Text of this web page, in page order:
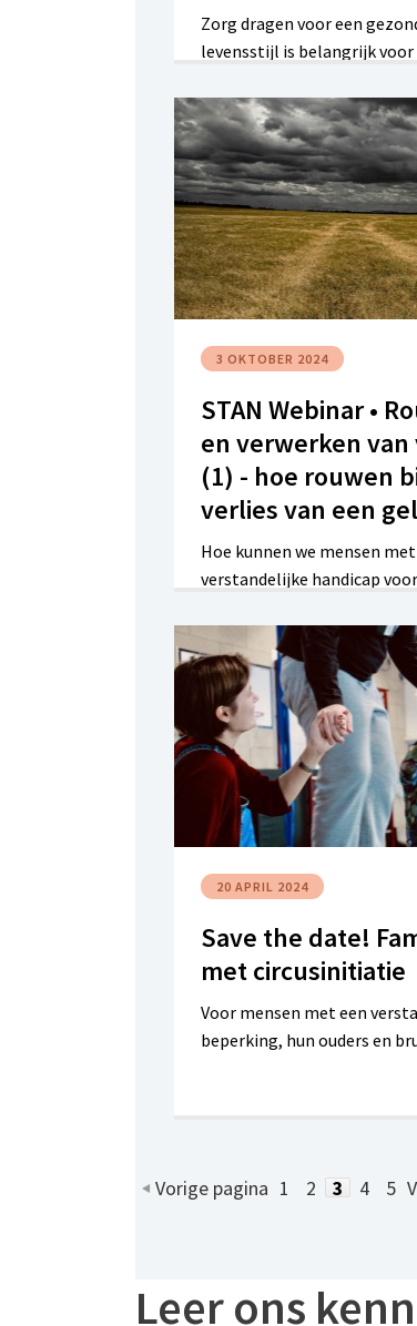
Zorg dragen voor een
levensstijl is belangrijk voor
biedt inzicht en praktische
gezonde voeding en
verschil kunnen maken in
mensen met een
beperking.
3 OKTOBER 2024
STAN Webinar •
en verwerken van
(1) - hoe rouwen
verlies van een
Hoe kunnen we mensen
verstandelijke handicap
ondersteunen en
rouwproces? Johan Van
vertelt er meer over in het
van dit (gratis) webinar.
20 APRIL 2024
Save the date!
met circusinitiatie
Voor mensen met een
beperking, hun ouders en
Vorige pagina 1 2 3 4 5
Leer ons